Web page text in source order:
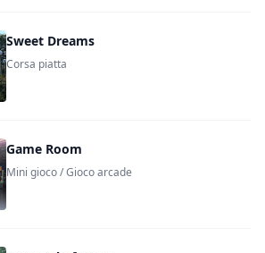
Sweet Dreams
Corsa piatta
Game Room
Mini gioco / Gioco arcade